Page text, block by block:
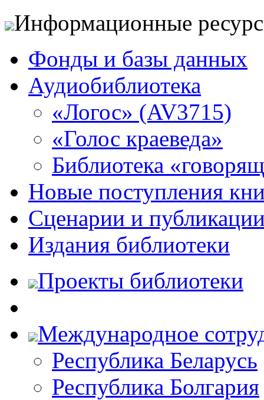
Информационные
Фонды и базы данных
Аудиобиблиотека
«Логос» (AV3715)
«Голос краеведа»
Библиотека
Новые поступления
Сценарии и
Издания библиотеки
Проекты библиотеки
Международное
Республика Беларусь
Республика Болгария